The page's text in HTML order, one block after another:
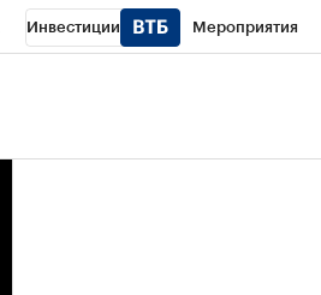
Инвестиции Мероприятия